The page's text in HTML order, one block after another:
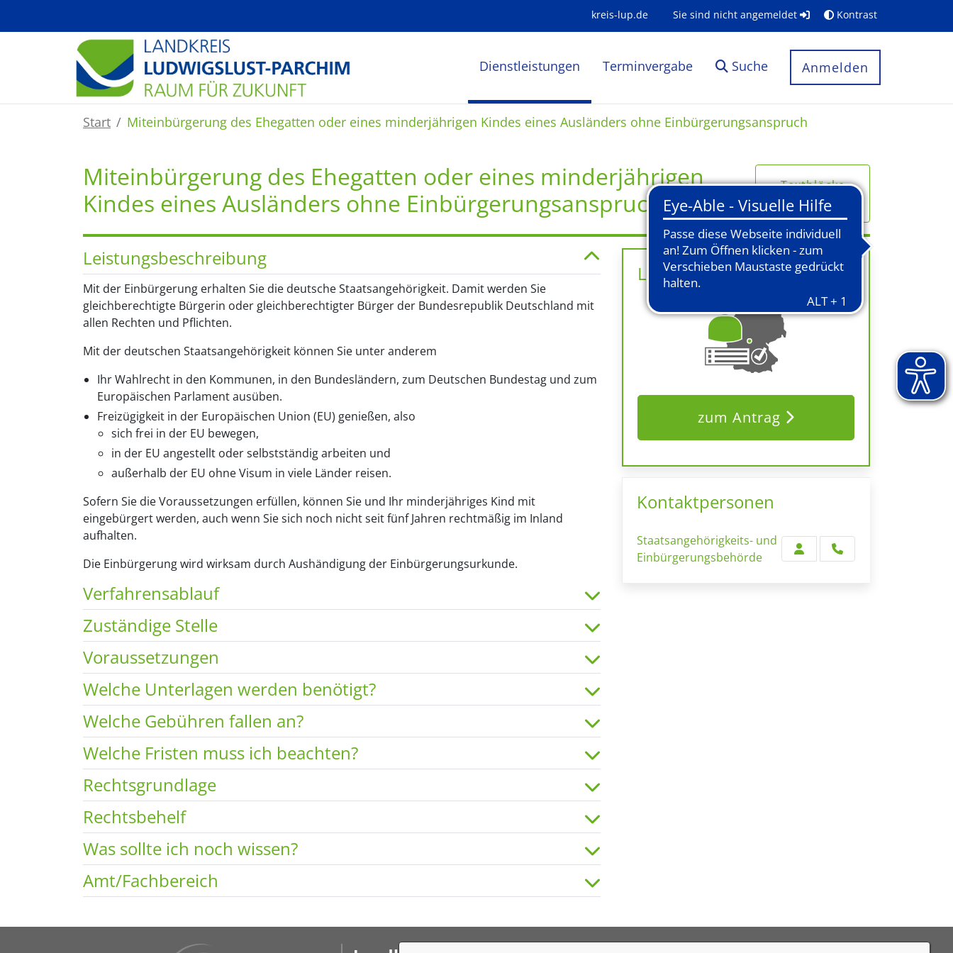
kreis-lup.de Sie sind nicht angemeldet Kontrast
Dienstleistungen Terminvergabe Suche Anmelden
Start Miteinbürgerung des Ehegatten oder eines minderjährigen Kindes eines Ausländers ohne Einbürgerungsanspruch
Miteinbürgerung des Ehegatten oder eines minderjährigen
Kindes eines Ausländers ohne Einbürgerungsanspruch
Textblöcke
ein-/ausklappen
Leistungsbeschreibung
Mit der Einbürgerung erhalten Sie die deutsche Staatsangehörigkeit. Damit werden Sie
gleichberechtigte Bürgerin oder gleichberechtigter Bürger der Bundesrepublik Deutschland mit
allen Rechten und Pflichten.
Mit der deutschen Staatsangehörigkeit können Sie unter anderem
Ihr Wahlrecht in den Kommunen, in den Bundesländern, zum Deutschen Bundestag und zum
Europäischen Parlament ausüben.
Freizügigkeit in der Europäischen Union (EU) genießen, also
sich frei in der EU bewegen,
in der EU angestellt oder selbstständig arbeiten und
außerhalb der EU ohne Visum in viele Länder reisen.
Sofern Sie die Voraussetzungen erfüllen, können Sie und Ihr minderjähriges Kind mit
eingebürgert werden, auch wenn Sie sich noch nicht seit fünf Jahren rechtmäßig im Inland
aufhalten.
Die Einbürgerung wird wirksam durch Aushändigung der Einbürgerungsurkunde.
Verfahrensablauf
Zuständige Stelle
Voraussetzungen
Welche Unterlagen werden benötigt?
Welche Gebühren fallen an?
Welche Fristen muss ich beachten?
Rechtsgrundlage
Rechtsbehelf
Was sollte ich noch wissen?
Amt/Fachbereich
Links & Onlinedienste
zum Antrag
Kontaktpersonen
Staatsangehörigkeits- und
Einbürgerungsbehörde